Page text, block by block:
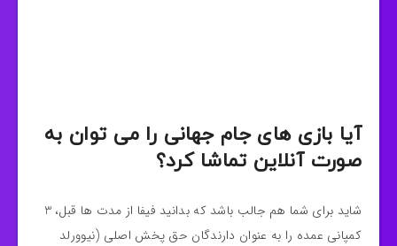
آیا بازی های جام جهانی را می توان به
صورت آنلاین تماشا کرد؟
شاید برای شما هم جالب باشد که بدانید فیفا از مدت‌ ها قبل، 3
کمپانی عمده را به عنوان دارندگان حق پخش اصلی (نیوورلد